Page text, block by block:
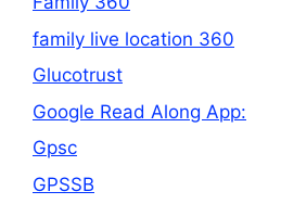
family live location 360
Glucotrust
Google Read Along App:
Gpsc
GPSSB